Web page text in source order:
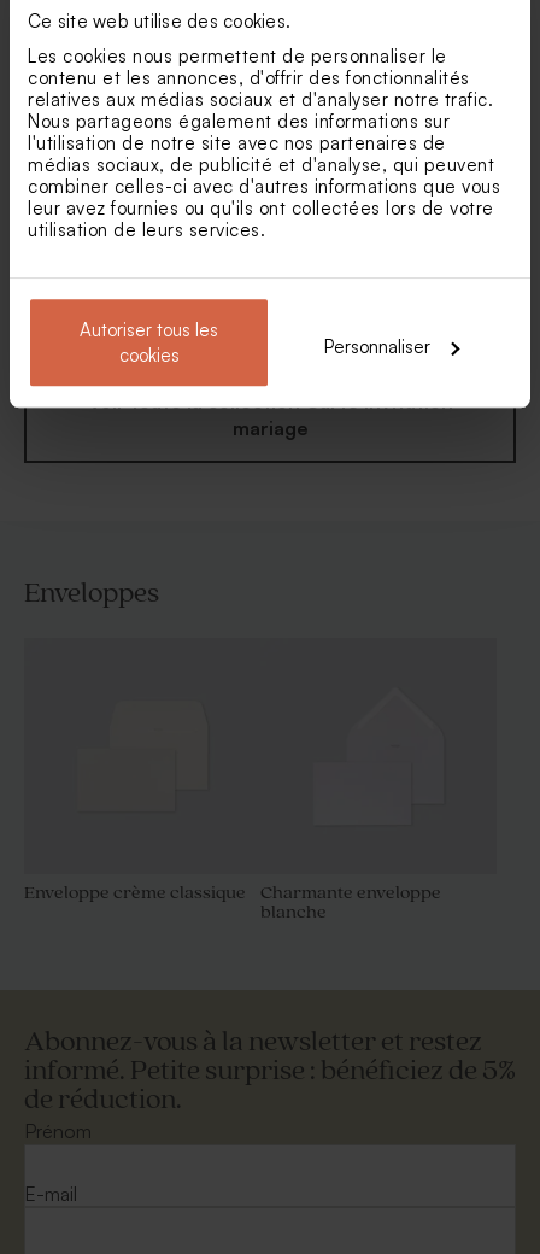
Ce site web utilise des cookies.
Les cookies nous permettent de personnaliser le
contenu et les annonces, d'offrir des fonctionnalités
relatives aux médias sociaux et d'analyser notre trafic.
Nous partageons également des informations sur
l'utilisation de notre site avec nos partenaires de
médias sociaux, de publicité et d'analyse, qui peuvent
combiner celles-ci avec d'autres informations que vous
leur avez fournies ou qu'ils ont collectées lors de votre
utilisation de leurs services.
Autoriser tous les
cookies
Personnaliser
Sucette personnalisée
mariage bleue et dorée
Contenant dragées mariage
tissu bleu
dorure
Voir toute la collection Carte invitation
mariage
Enveloppes
Enveloppe crème classique
Charmante enveloppe
blanche
Abonnez-vous à la newsletter et restez
informé. Petite surprise : bénéficiez de 5%
de réduction.
Prénom
E-mail